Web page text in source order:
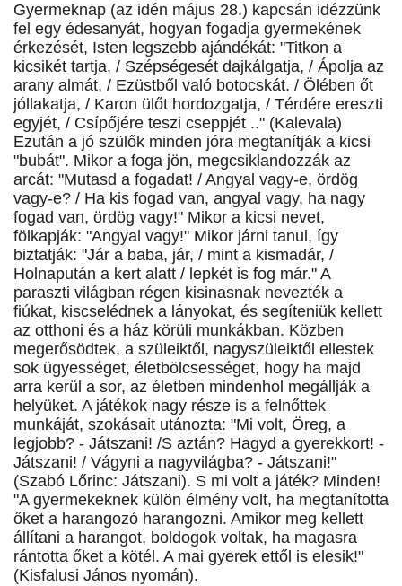
Gyermeknap (az idén május 28.) kapcsán idézzünk
fel egy édesanyát, hogyan fogadja gyermekének
érkezését, Isten legszebb ajándékát: "Titkon a
kicsikét tartja, / Szépségesét dajkálgatja, / Ápolja az
arany almát, / Ezüstből való botocskát. / Ölében őt
jóllakatja, / Karon ülőt hordozgatja, / Térdére ereszti
egyjét, / Csípőjére teszi cseppjét .." (Kalevala)
Ezután a jó szülők minden jóra megtanítják a kicsi
"bubát". Mikor a foga jön, megcsiklandozzák az
arcát: "Mutasd a fogadat! / Angyal vagy-e, ördög
vagy-e? / Ha kis fogad van, angyal vagy, ha nagy
fogad van, ördög vagy!" Mikor a kicsi nevet,
fölkapják: "Angyal vagy!" Mikor járni tanul, így
biztatják: "Jár a baba, jár, / mint a kismadár, /
Holnapután a kert alatt / lepkét is fog már." A
paraszti világban régen kisinasnak nevezték a
fiúkat, kiscselédnek a lányokat, és segíteniük kellett
az otthoni és a ház körüli munkákban. Közben
megerősödtek, a szüleiktől, nagyszüleiktől ellestek
sok ügyességet, életbölcsességet, hogy ha majd
arra kerül a sor, az életben mindenhol megállják a
helyüket. A játékok nagy része is a felnőttek
munkáját, szokásait utánozta: "Mi volt, Öreg, a
legjobb? - Játszani! /S aztán? Hagyd a gyerekkort! -
Játszani! / Vágyni a nagyvilágba? - Játszani!"
(Szabó Lőrinc: Játszani). S mi volt a játék? Minden!
"A gyermekeknek külön élmény volt, ha megtanította
őket a harangozó harangozni. Amikor meg kellett
állítani a harangot, boldogok voltak, ha magasra
rántotta őket a kötél. A mai gyerek ettől is elesik!"
(Kisfalusi János nyomán).